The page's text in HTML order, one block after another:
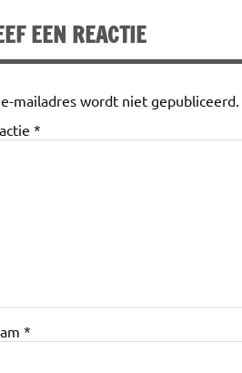
EEN REACTIE
mailadres wordt niet gepubliceerd.
*
*